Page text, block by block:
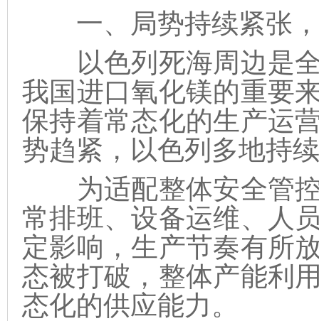
一、局势持续紧张，
以色列死海周边是全
我国进口氧化镁的重要
保持着常态化的生产运
势趋紧，以色列多地持
为适配整体安全管控
常排班、设备运维、人
定影响，生产节奏有所
态被打破，整体产能利
态化的供应能力。